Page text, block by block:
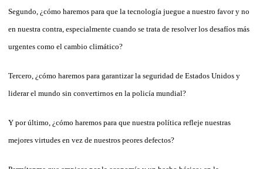
Segundo, ¿cómo haremos para que la tecnología juegue a nuestro favor y no
en nuestra contra, especialmente cuando se trata de resolver los desafíos más
urgentes como el cambio climático?
Tercero, ¿cómo haremos para garantizar la seguridad de Estados Unidos y
liderar el mundo sin convertirnos en la policía mundial?
Y por último, ¿cómo haremos para que nuestra política refleje nuestras
mejores virtudes en vez de nuestros peores defectos?